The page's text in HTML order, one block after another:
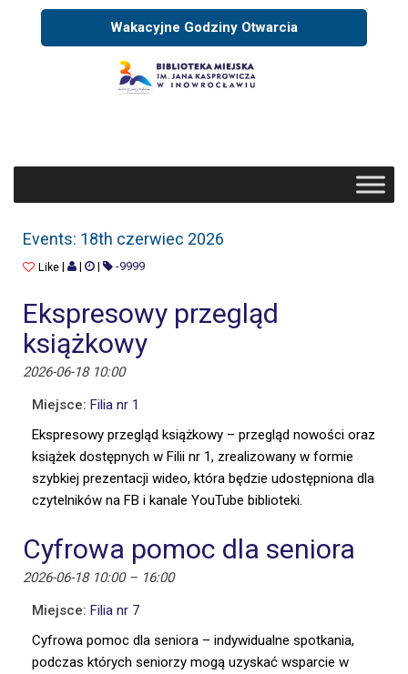
Wakacyjne Godziny Otwarcia
Events: 18th czerwiec 2026
Like| | | -9999
Ekspresowy przegląd
książkowy
2026-06-18 10:00
Miejsce: Filia nr 1
Ekspresowy przegląd książkowy – przegląd nowości oraz
książek dostępnych w Filii nr 1, zrealizowany w formie
szybkiej prezentacji wideo, która będzie udostępniona dla
czytelników na FB i kanale YouTube biblioteki.
Cyfrowa pomoc dla seniora
2026-06-18 10:00– 16:00
Miejsce: Filia nr 7
Cyfrowa pomoc dla seniora – indywidualne spotkania,
podczas których seniorzy mogą uzyskać wsparcie w